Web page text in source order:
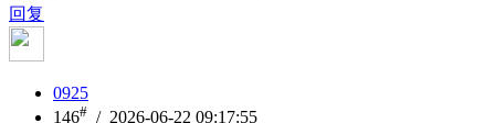
回复
0925
146# / 2026-06-22 09:17:55